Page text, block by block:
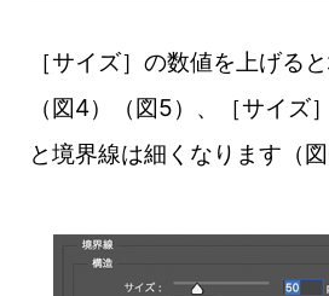
［サイズ］の数値を上げる
（図4）（図5）、［サイズ
と境界線は細くなります（図